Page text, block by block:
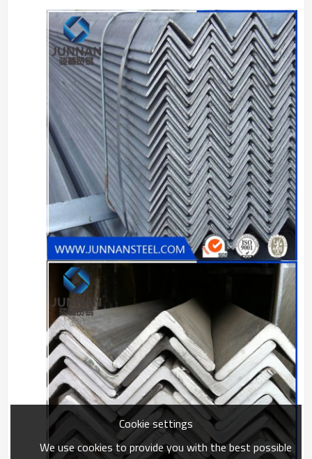
Cookie settings
We use cookies to provide you with the best possible